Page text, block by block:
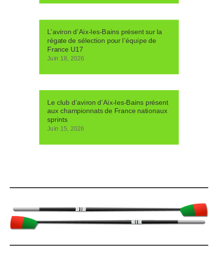
L’aviron d’Aix-les-Bains présent sur la
régate de sélection pour l’équipe de
France U17
Juin 18, 2026
Le club d’aviron d’Aix-les-Bains présent
aux championnats de France nationaux
sprints
Juin 15, 2026